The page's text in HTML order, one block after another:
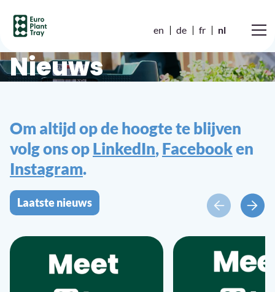
en de fr nl
Nieuws
Om altijd op de hoogte te blijven
volg ons opLinkedIn,Facebooken
Instagram.
Laatste nieuws